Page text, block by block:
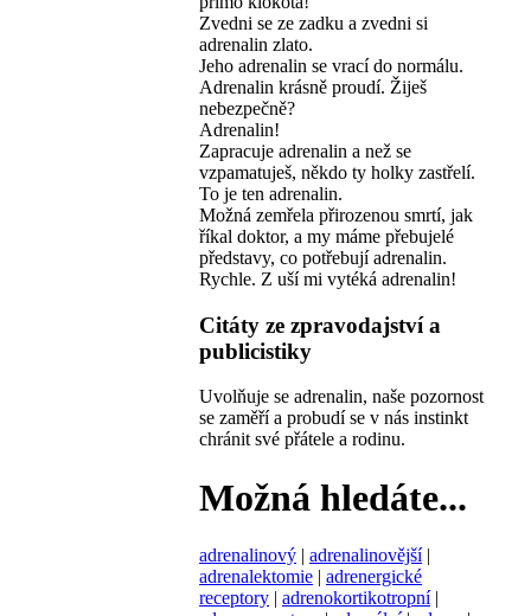
Zvedni se ze zadku a zvedni si
adrenalin zlato.
Jeho adrenalin se vrací do normálu.
Adrenalin krásně proudí. Žiješ
nebezpečně?
Adrenalin!
Zapracuje adrenalin a než se
vzpamatuješ, někdo ty holky zastřelí.
To je ten adrenalin.
Možná zemřela přirozenou smrtí, jak
říkal doktor, a my máme přebujelé
představy, co potřebují adrenalin.
Rychle. Z uší mi vytéká adrenalin!
Citáty ze zpravodajství a
publicistiky
Uvolňuje se adrenalin, naše pozornost
se zaměří a probudí se v nás instinkt
chránit své přátele a rodinu.
Možná hledáte...
adrenalinový | adrenalinovější |
adrenalektomie | adrenergické
receptory | adrenokortikotropní |